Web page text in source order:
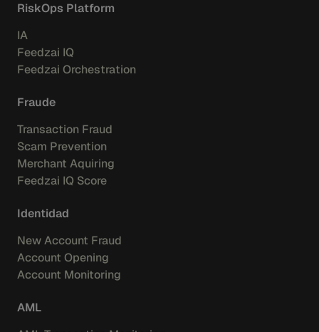
RiskOps Platform
IA
Feedzai IQ
Feedzai Orchestration
Fraude
Transaction Fraud
Scam Prevention
Merchant Aquiring
Feedzai IQ Score
Identidad
New Account Fraud
Account Opening
Account Monitoring
AML